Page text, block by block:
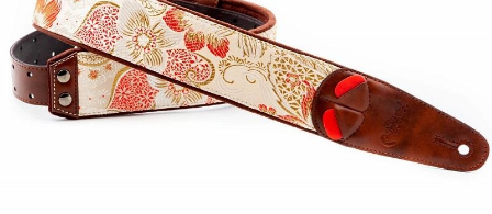
キーボード 電子ピアノ
その他楽器